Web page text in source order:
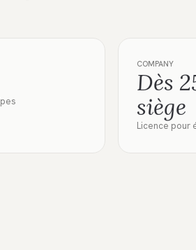
COMPANY
Dès
siège
Licence pour